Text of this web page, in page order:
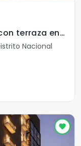
Apartamento de 1 habitación con terraza en venta
Nacional